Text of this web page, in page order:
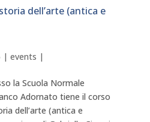
dell’arte (antica e
| events |
la Scuola Normale
Adornato tiene il corso
dell’arte (antica e